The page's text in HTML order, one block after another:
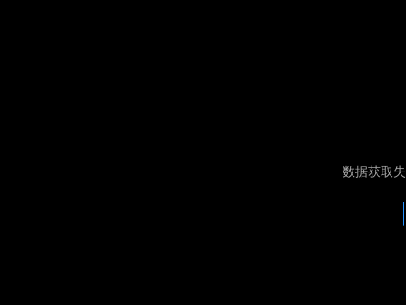
数据获取